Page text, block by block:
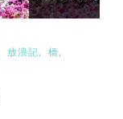
放浪記
橋